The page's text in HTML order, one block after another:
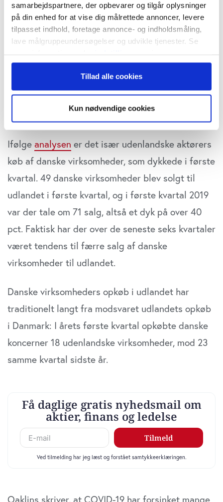
samarbejdspartnere, der opbevarer og tilgår oplysninger
på din enhed for at vise dig målrettede annoncer, levere
tilpasset indhold, foretage annonce- og indholdsmåling,
lave målgruppeundersøgelser og udvikle tjenester. Se
persondatapolitik. Du kan altid trække dit samtykke
tilbage eller ændre indstillinger fra vores
"Cookiedeklaration", eller ved at trykke på "Privacy
Hvis du tillader det, vil vi også gerne:
Indsamle præcise oplysninger om din placering,
der kan være nøjagtig inden for få meter
Identificere din enhed baseret på en scanning af
dens unikke karakteristika (fingerprinting)
Vi bruger cookies til at tilpasse vores indhold og
annoncer, til at vise dig funktioner til sociale medier og til
din brug af vores website med vores partnere inden for
sociale medier, annonceringspartnere og
de har indsamlet fra din brug af deres tjenester. Du
samtykker til vores cookies, hvis du fortsætter med at
anvende vores hjemmeside.
Tillad alle cookies
Kun nødvendige cookies
I årets første kvartal var der herhjemme 75
transaktioner med en dansk køber eller sælger, og
det var mere end 25 pct. lavere end i de samme
kvartaler i 2019 og 2018. I en analyse skriver
corporate finance-rådgivereren Oaklins, at det er
coronakrisen, som har lagt en dæmper på M&A-
aktiviteten i den sidste del af årets første kvartal.
Ifølge analysen er det især udenlandske aktørers
køb af danske virksomheder, som dykkede i første
kvartal. 49 danske virksomheder blev solgt til
udlandet i første kvartal, og i første kvartal 2019
var der tale om 71 salg, altså et dyk på over 40
pct. Faktisk har der over de seneste seks kvartaler
været tendens til færre salg af danske
virksomheder til udlandet.
Danske virksomheders opkøb i udlandet har
traditionelt langt fra modsvaret udlandets opkøb
i Danmark: I årets første kvartal opkøbte danske
koncerner 18 udenlandske virksomheder, mod 23
samme kvartal sidste år.
Oaklins skriver, at COVID-19 har forsinket mange